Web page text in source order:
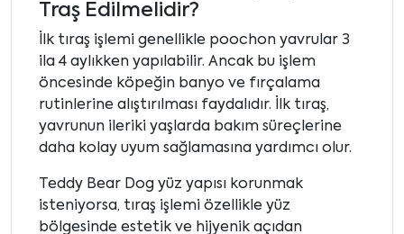
Traş Edilmelidir?
İlk tıraş işlemi genellikle poochon yavrular 3
ila 4 aylıkken yapılabilir. Ancak bu işlem
öncesinde köpeğin banyo ve fırçalama
rutinlerine alıştırılması faydalıdır. İlk tıraş,
yavrunun ileriki yaşlarda bakım süreçlerine
daha kolay uyum sağlamasına yardımcı olur.
Teddy Bear Dog yüz yapısı korunmak
isteniyorsa, tıraş işlemi özellikle yüz
bölgesinde estetik ve hijyenik açıdan